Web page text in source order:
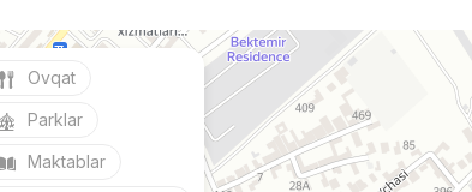
Ovqat
Parklar
Maktablar